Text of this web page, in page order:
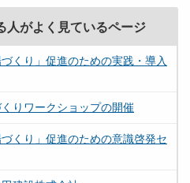
人がよく見ているページ
くり」促進のための実践・導入
りワークショップの開催
くり」促進のための意識啓発セ